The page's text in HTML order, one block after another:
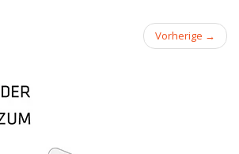
Vorherige →